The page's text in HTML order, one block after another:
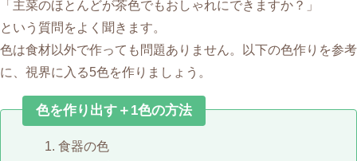
「主菜のほとんどが茶色でもおしゃれにできますか？」
という質問をよく聞きます。
色は食材以外で作っても問題ありません。以下の色作りを参考
に、視界に入る5色を作りましょう。
色を作り出す＋1色の方法
食器の色